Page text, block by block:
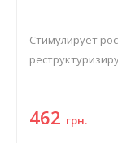
Стимулирует
462 грн.